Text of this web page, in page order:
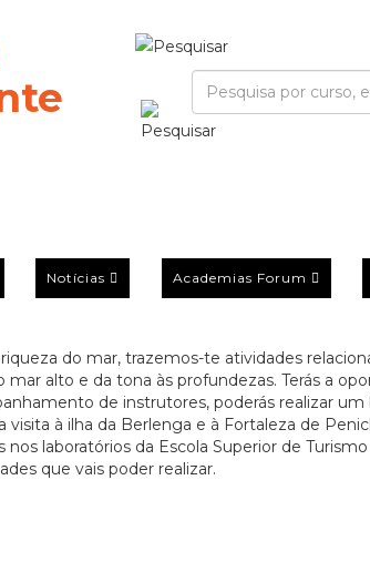
Notícias Academias Forum
do mar, trazemos-te atividades
mar alto e da tona às profundezas. Terás a
de instrutores, poderás realizar um
à ilha da Berlenga e à Fortaleza de
laboratórios da Escola Superior de
que vais poder realizar.